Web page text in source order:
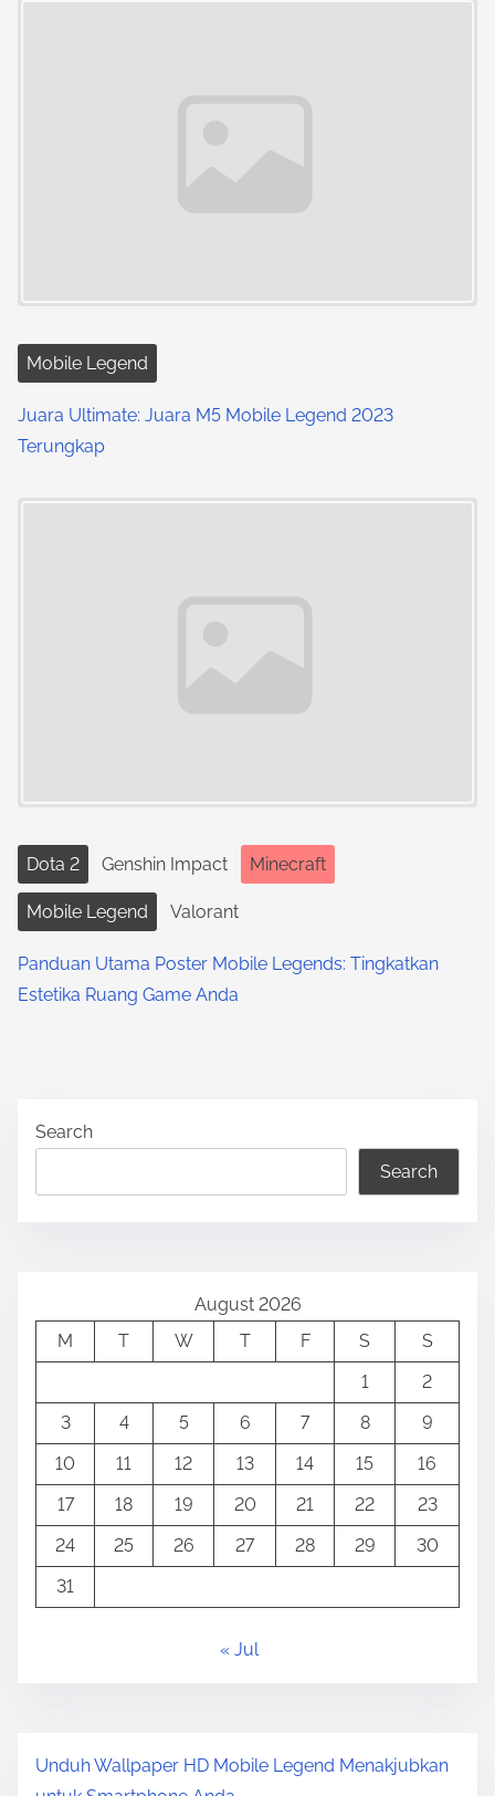
Mobile Legend
Juara Ultimate: Juara M5 Mobile Legend 2023
Terungkap
Dota 2 Genshin Impact Minecraft
Mobile Legend Valorant
Panduan Utama Poster Mobile Legends: Tingkatkan
Estetika Ruang Game Anda
Search
Search
August 2026
M
T W T F S
S
1
2
3
4 5 6 7 8
9
10
11 12 13 14 15
16
17
18 19 20 21 22
23
24
25 26 27 28 29
30
31
« Jul
Unduh Wallpaper HD Mobile Legend Menakjubkan